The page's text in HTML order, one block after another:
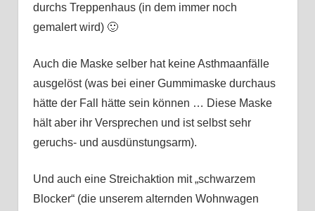
durchs Treppenhaus (in dem immer noch
gemalert wird) 🙂
Auch die Maske selber hat keine Asthmaanfälle
ausgelöst (was bei einer Gummimaske durchaus
hätte der Fall hätte sein können … Diese Maske
hält aber ihr Versprechen und ist selbst sehr
geruchs- und ausdünstungsarm).
Und auch eine Streichaktion mit „schwarzem
Blocker“ (die unserem alternden Wohnwagen